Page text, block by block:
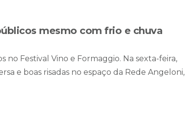
mesmo com frio e chuva
Festival Vino e Formaggio. Na sexta-feira,
e boas risadas no espaço da Rede Angeloni,